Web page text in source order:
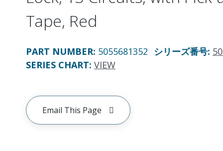
Tape, Red
PART NUMBER: 5055681352 シリーズ番号:
SERIES CHART: VIEW
Email This Page